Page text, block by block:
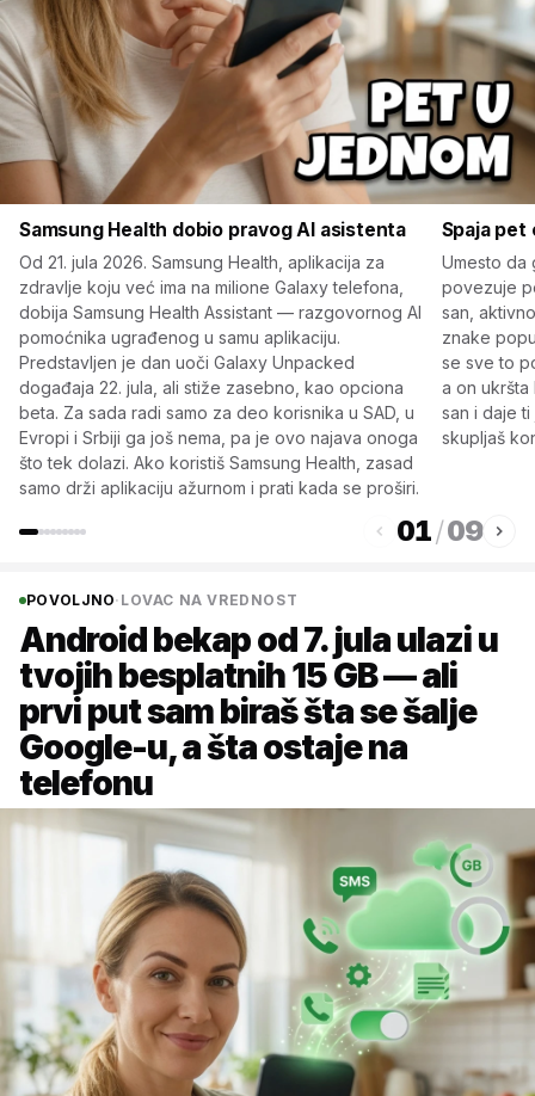
Samsung Health dobio pravog AI asistenta
Od 21. jula 2026. Samsung Health, aplikacija za
zdravlje koju već ima na milione Galaxy telefona,
dobija Samsung Health Assistant — razgovornog AI
pomoćnika ugrađenog u samu aplikaciju.
Predstavljen je dan uoči Galaxy Unpacked
događaja 22. jula, ali stiže zasebno, kao opciona
beta. Za sada radi samo za deo korisnika u SAD, u
Evropi i Srbiji ga još nema, pa je ovo najava onoga
što tek dolazi. Ako koristiš Samsung Health, zasad
samo drži aplikaciju ažurnom i prati kada se proširi.
Spaja pet
Umesto da
povezuje
san,
znake
se sve to
a on ukršta
san i daje
skupljaš
01/09
POVOLJNO· LOVAC NA VREDNOST
Android bekap od 7. jula ulazi u
tvojih besplatnih 15 GB — ali
prvi put sam biraš šta se šalje
Google-u, a šta ostaje na
telefonu